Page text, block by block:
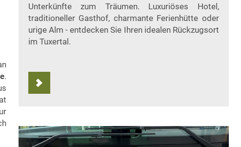
.
Unterkünfte zum Träumen. Luxuriöses Hotel,
traditioneller Gasthof, charmante Ferienhütte oder
urige Alm - entdecken Sie Ihren idealen Rückzugsort
im Tuxertal.